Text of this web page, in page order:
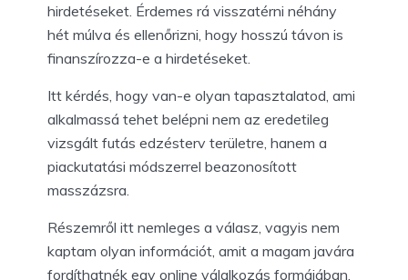
hirdetéseket. Érdemes rá visszatérni néhány
hét múlva és ellenőrizni, hogy hosszú távon is
finanszírozza-e a hirdetéseket.
Itt kérdés, hogy van-e olyan tapasztalatod, ami
alkalmassá tehet belépni nem az eredetileg
vizsgált futás edzésterv területre, hanem a
piackutatási módszerrel beazonosított
masszázsra.
Részemről itt nemleges a válasz, vagyis nem
kaptam olyan információt, amit a magam javára
fordíthatnék egy online válalkozás formájában.